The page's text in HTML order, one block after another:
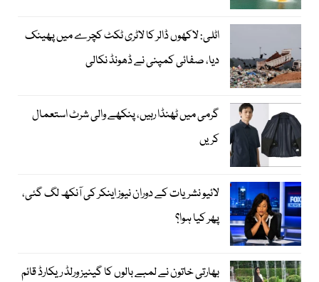
اٹلی: لاکھوں ڈالر کا لاٹری ٹکٹ کچرے میں پھینک
دیا، صفائی کمپنی نے ڈھونڈ نکالی
گرمی میں ٹھنڈا رہیں، پنکھے والی شرٹ استعمال
کریں
لائیو نشریات کے دوران نیوز اینکر کی آنکھ لگ گئی،
پھر کیا ہوا؟
بھارتی خاتون نے لمبے بالوں کا گینیز ورلڈ ریکارڈ قائم